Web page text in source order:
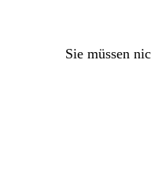
Sie müssen